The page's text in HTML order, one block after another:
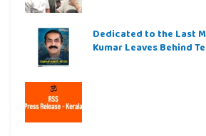
Dedicated to the Last
Kumar Leaves Behind